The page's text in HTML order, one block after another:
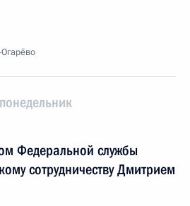
Федеральной службы
сотрудничеству Дмитрием